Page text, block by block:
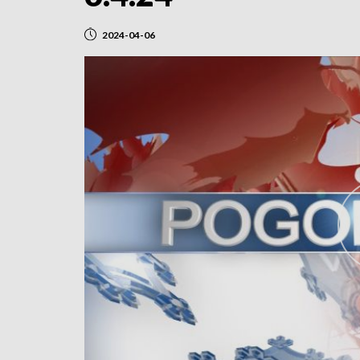
2024-04-06